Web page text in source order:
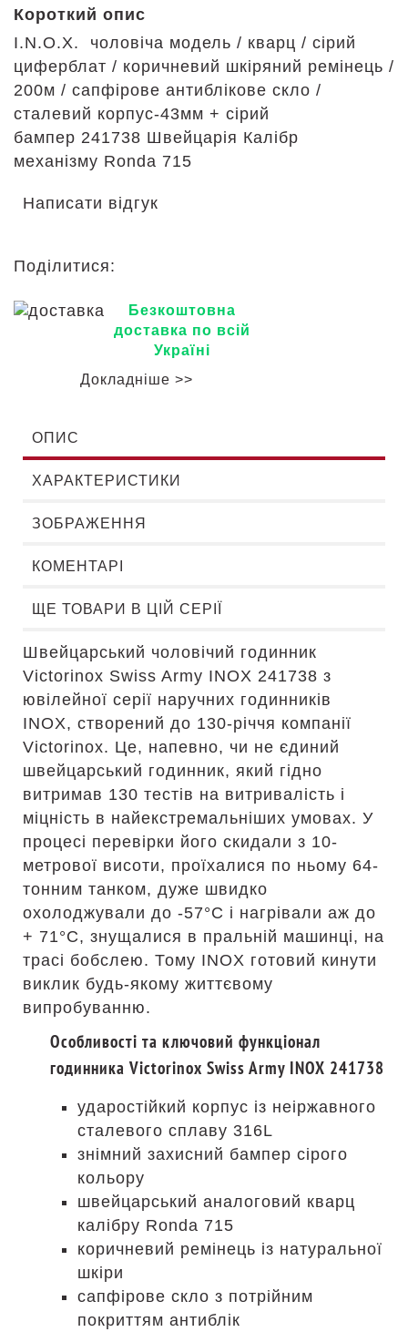
Короткий опис
I.N.O.X. чоловіча модель / кварц / сірий
циферблат / коричневий шкіряний ремінець /
200м / сапфірове антиблікове скло /
сталевий корпус-43мм + сірий
бампер 241738 Швейцарія Калібр
механізму Ronda 715
Написати відгук
Поділитися:
Безкоштовна
доставка по всій
Україні
Докладніше >>
ОПИС
ХАРАКТЕРИСТИКИ
ЗОБРАЖЕННЯ
КОМЕНТАРІ
ЩЕ ТОВАРИ В ЦІЙ СЕРІЇ
Швейцарський чоловічий годинник
Victorinox Swiss Army INOX 241738 з
ювілейної серії наручних годинників
INOX, створений до 130-річчя компанії
Victorinox. Це, напевно, чи не єдиний
швейцарський годинник, який гідно
витримав 130 тестів на витривалість і
міцність в найекстремальніших умовах. У
процесі перевірки його скидали з 10-
метрової висоти, проїхалися по ньому 64-
тонним танком, дуже швидко
охолоджували до -57°C і нагрівали аж до
+ 71°C, знущалися в пральній машинці, на
трасі бобслею. Тому INOX готовий кинути
виклик будь-якому життєвому
випробуванню.
Особливості та ключовий функціонал
годинника Victorinox Swiss Army INOX 241738
ударостійкий корпус із неіржавного
сталевого сплаву 316L
знімний захисний бампер сірого
кольору
швейцарський аналоговий кварц
калібру Ronda 715
коричневий ремінець із натуральної
шкіри
сапфірове скло з потрійним
покриттям антиблік